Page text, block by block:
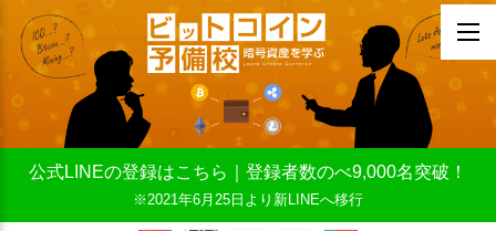
公式LINEの登録はこちら｜登録者数のべ9,000名突破！
※2021年6月25日より新LINEへ移行